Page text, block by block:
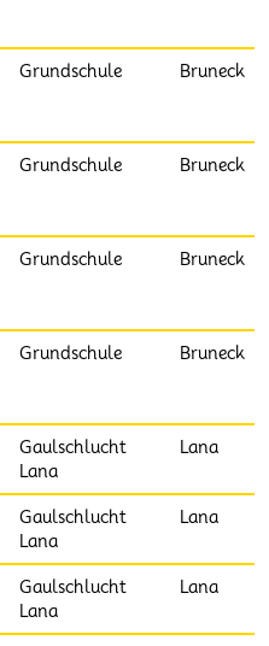
Grundschule Bruneck
Grundschule Bruneck
Grundschule Bruneck
Grundschule Bruneck
Gaulschlucht
Lana
Lana
Gaulschlucht
Lana
Lana
Gaulschlucht
Lana
Lana